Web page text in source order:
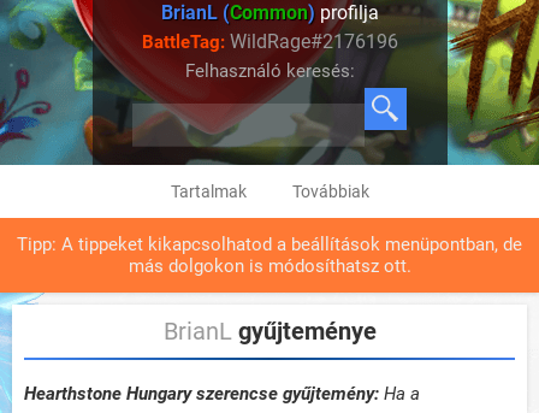
BrianL (Common)profilja
BattleTag:WildRage#2176196
Felhasználó keresés:
Tartalmak Továbbiak
Tipp: A tippeket kikapcsolhatod a beállítások menüpontban, de
más dolgokon is módosíthatsz ott.
BrianLgyűjteménye
Hearthstone Hungary szerencse gyűjtemény: Ha a